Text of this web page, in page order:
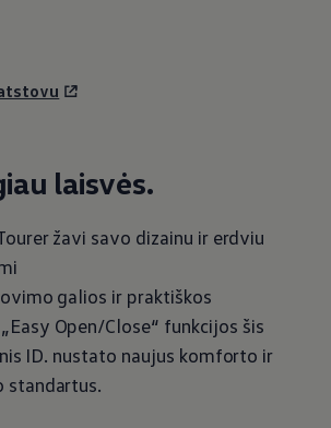
laisvės.
žavi savo dizainu ir erdviu
galios ir praktiškos
Open/Close“ funkcijos šis
ID. nustato naujus komforto ir
standartus.